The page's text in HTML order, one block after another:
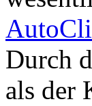
Durch
als der